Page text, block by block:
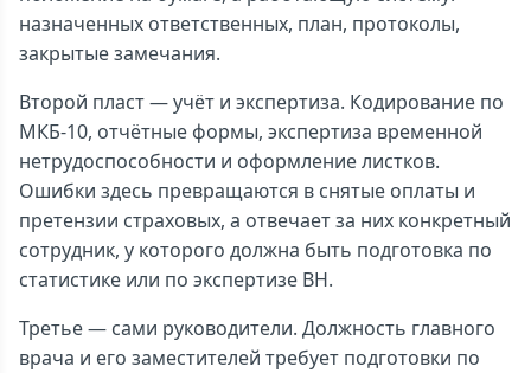
назначенных ответственных, план, протоколы,
закрытые замечания.
Второй пласт — учёт и экспертиза. Кодирование по
МКБ-10, отчётные формы, экспертиза временной
нетрудоспособности и оформление листков.
Ошибки здесь превращаются в снятые оплаты и
претензии страховых, а отвечает за них конкретный
сотрудник, у которого должна быть подготовка по
статистике или по экспертизе ВН.
Третье — сами руководители. Должность главного
врача и его заместителей требует подготовки по